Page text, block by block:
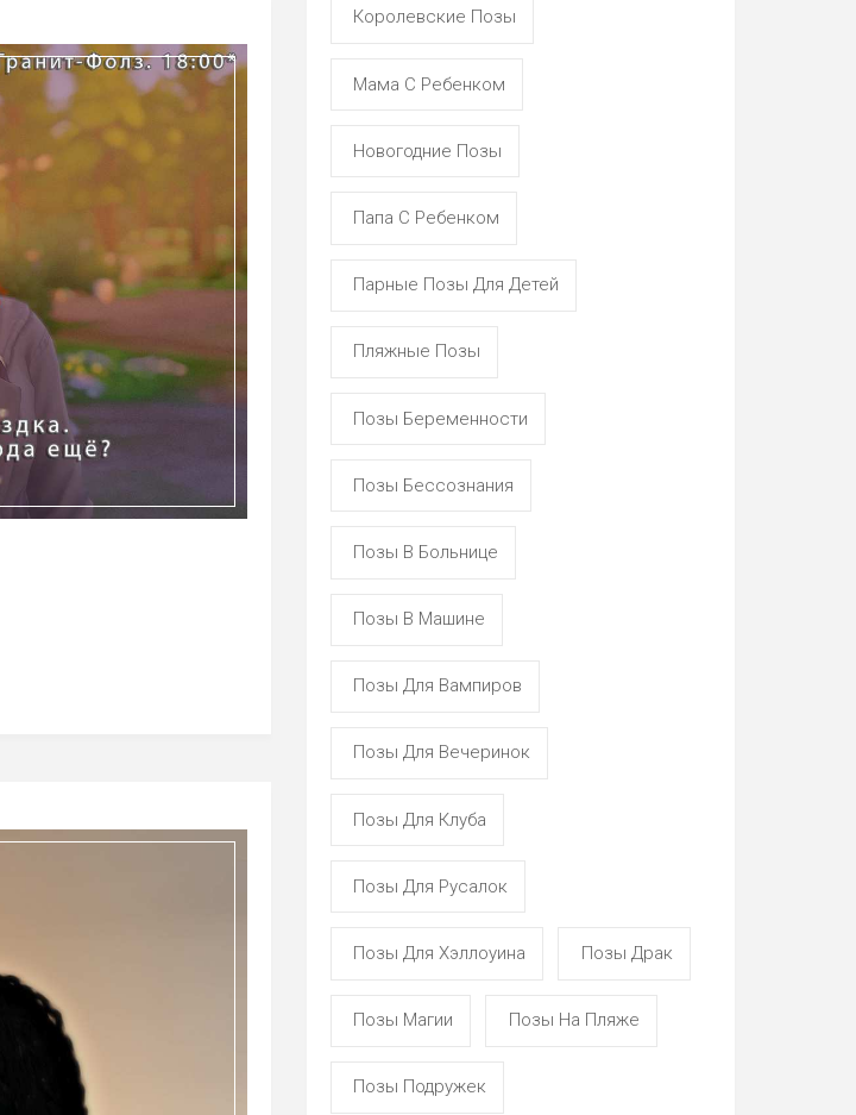
Королевские Позы
Мама С Ребенком
Новогодние Позы
Папа С Ребенком
Парные Позы Для Детей
Пляжные Позы
Позы Беременности
Позы Бессознания
Позы В Больнице
Позы В Машине
Позы Для Вампиров
Позы Для Вечеринок
Позы Для Клуба
Позы Для Русалок
Позы Для Хэллоуина Позы Драк
Позы Магии Позы На Пляже
Позы Подружек